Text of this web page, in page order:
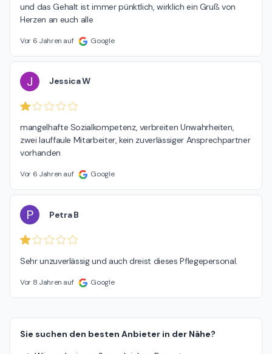
und das Gehalt ist immer pünktlich, wirklich ein Gruß von
Herzen an euch alle
Vor 6 Jahren auf Google
J Jessica W
mangelhafte Sozialkompetenz, verbreiten Unwahrheiten,
zwei lauffaule Mitarbeiter, kein zuverlässiger Ansprechpartner
vorhanden
Vor 6 Jahren auf Google
P Petra B
Sehr unzuverlässig und auch dreist dieses Pflegepersonal.
Vor 8 Jahren auf Google
Sie suchen den besten Anbieter in der Nähe?